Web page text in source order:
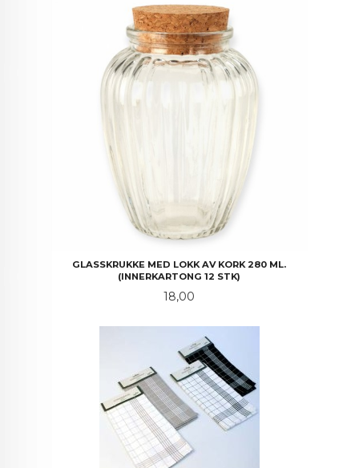
GLASSKRUKKE MED LOKK AV KORK 280 ML.
(INNERKARTONG 12 STK)
Pris
18,00